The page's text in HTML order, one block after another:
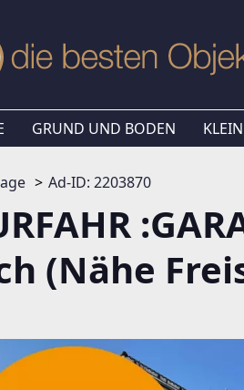
GRUND UND BODEN
Ad-ID: 2203870
(Nähe